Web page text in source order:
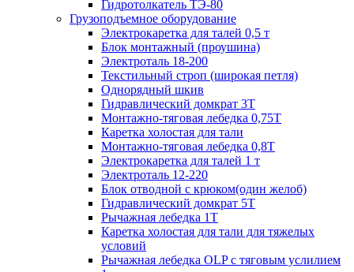
Гидротолкатель ТЭ-80
Грузоподъемное оборудование
Электрокаретка для талей 0,5 т
Блок монтажный (проушина)
Электроталь 18-200
Текстильный строп (широкая петля)
Однорядный шкив
Гидравлический домкрат 3T
Монтажно-тяговая лебедка 0,75Т
Каретка холостая для тали
Монтажно-тяговая лебедка 0,8Т
Электрокаретка для талей 1 т
Электроталь 12-220
Блок отводной с крюком(один желоб)
Гидравлический домкрат 5T
Рычажная лебедка 1Т
Каретка холостая для тали для тяжелых
условий
Рычажная лебедка OLP с тяговым услилием